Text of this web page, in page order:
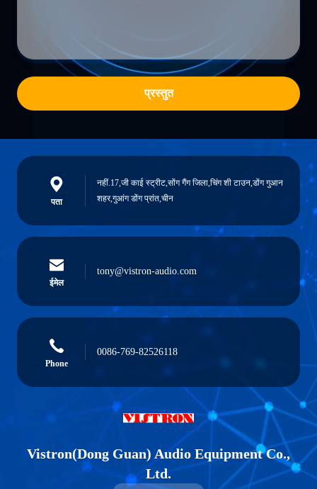
प्रस्तुत
पता
नहीं.17,जी काई स्ट्रीट,सोंग गैंग जिला,चिंग शी टाउन,डोंग गुआन
शहर,गुआंग डोंग प्रांत,चीन
ईमेल
tony@vistron-audio.com
Phone
0086-769-82526118
Vistron(Dong Guan) Audio Equipment Co.,
Ltd.